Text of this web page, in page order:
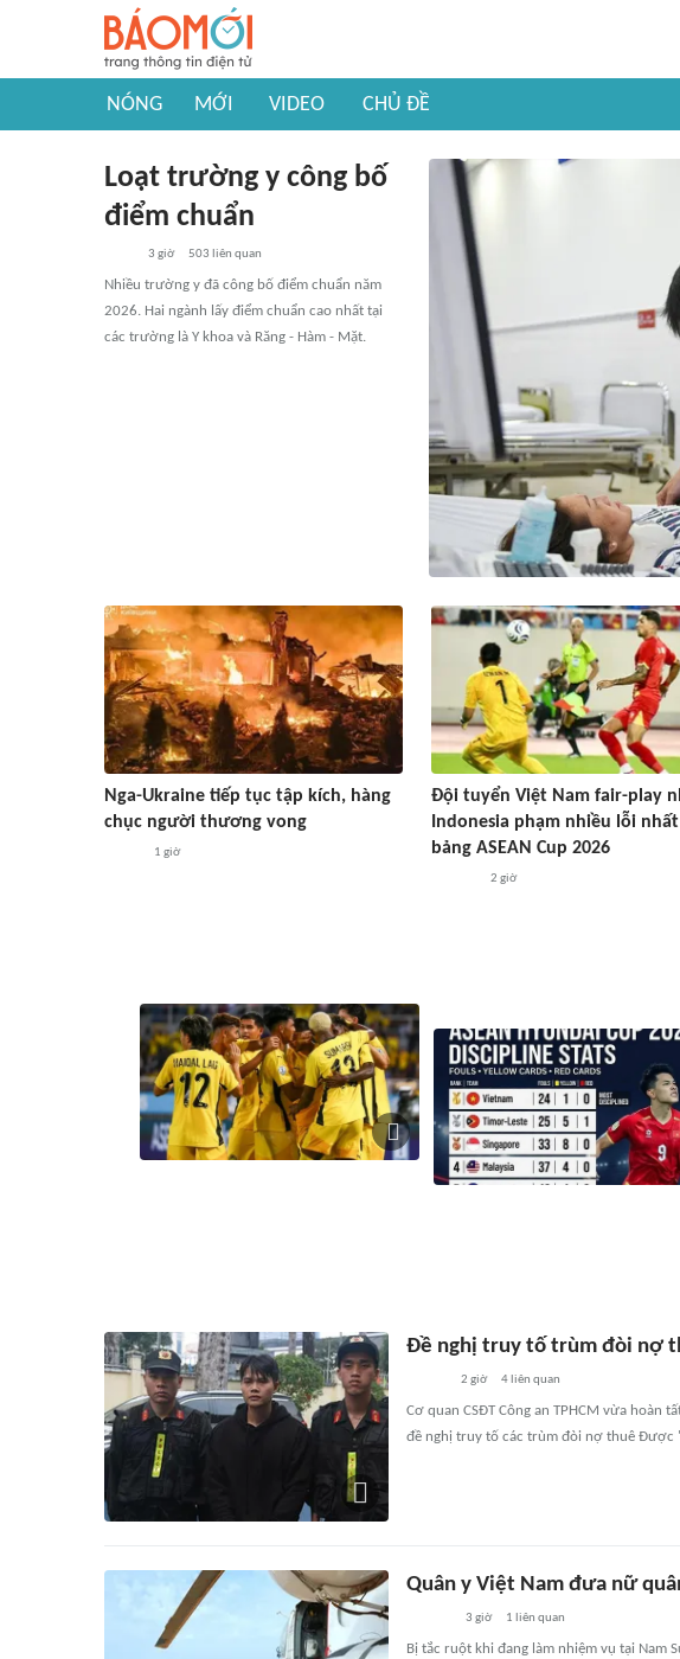
NÓNG MỚI VIDEO CHỦ ĐỀ
Loạt trường y công bố
điểm chuẩn
3 giờ 503 liên quan
Nhiều trường y đã công bố điểm chuẩn năm
2026. Hai ngành lấy điểm chuẩn cao nhất tại
các trường là Y khoa và Răng - Hàm - Mặt.
Nga-Ukraine tiếp tục tập kích, hàng
chục người thương vong
1 giờ
Đội tuyển Việt Nam fair-play
Indonesia phạm nhiều lỗi
bảng ASEAN Cup 2026
2 giờ
Đề nghị truy tố trùm đòi nợ
2 giờ 4liên quan
Cơ quan CSĐT Công an TPHCM vừa hoàn
đề nghị truy tố các trùm đòi nợ thuê Được
Quân y Việt Nam đưa nữ
3 giờ 1 liên quan
Bị tắc ruột khi đang làm nhiệm vụ tại Nam